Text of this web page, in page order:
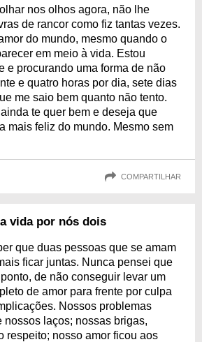
nos olhos agora, não lhe
de rancor como fiz tantas vezes.
do mundo, mesmo quando o
em meio à vida. Estou
e procurando uma forma de não
e quatro horas por dia, sete dias
me saio bem quanto não tento.
te quer bem e deseja que
mais feliz do mundo. Mesmo sem
COMPARTILHAR
vida por nós dois
que duas pessoas que se amam
ficar juntas. Nunca pensei que
de não conseguir levar um
de amor para frente por culpa
Nossos problemas
nossos laços; nossas brigas,
respeito; nosso amor ficou aos